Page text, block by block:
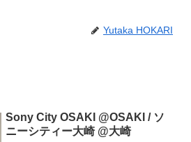
Yutaka HOKARI
Sony City OSAKI @OSAKI / ソ
ニーシティー大崎 @大崎